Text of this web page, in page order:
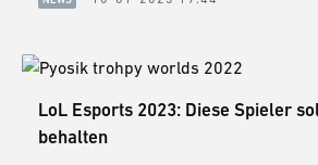
LoL Esports 2023: Diese Spieler
behalten